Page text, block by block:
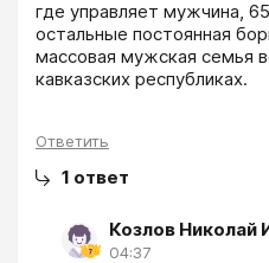
где управляет мужчина,
остальные постоянная
массовая мужская семья
кавказских республиках.
Ответить
1 ответ
Козлов Николай
04:37